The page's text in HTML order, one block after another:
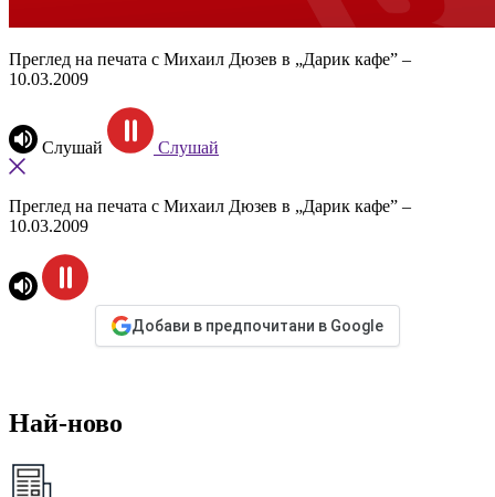
Преглед на печата с Михаил Дюзев в „Дарик кафе” –
10.03.2009
Слушай Слушай
Преглед на печата с Михаил Дюзев в „Дарик кафе” –
10.03.2009
Добави в предпочитани в Google
Най-ново